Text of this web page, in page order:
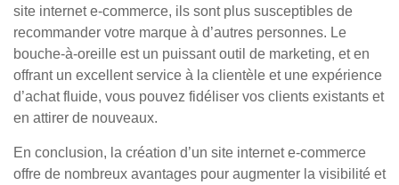
site internet e-commerce, ils sont plus susceptibles de
recommander votre marque à d’autres personnes. Le
bouche-à-oreille est un puissant outil de marketing, et en
offrant un excellent service à la clientèle et une expérience
d’achat fluide, vous pouvez fidéliser vos clients existants et
en attirer de nouveaux.
En conclusion, la création d’un site internet e-commerce
offre de nombreux avantages pour augmenter la visibilité et